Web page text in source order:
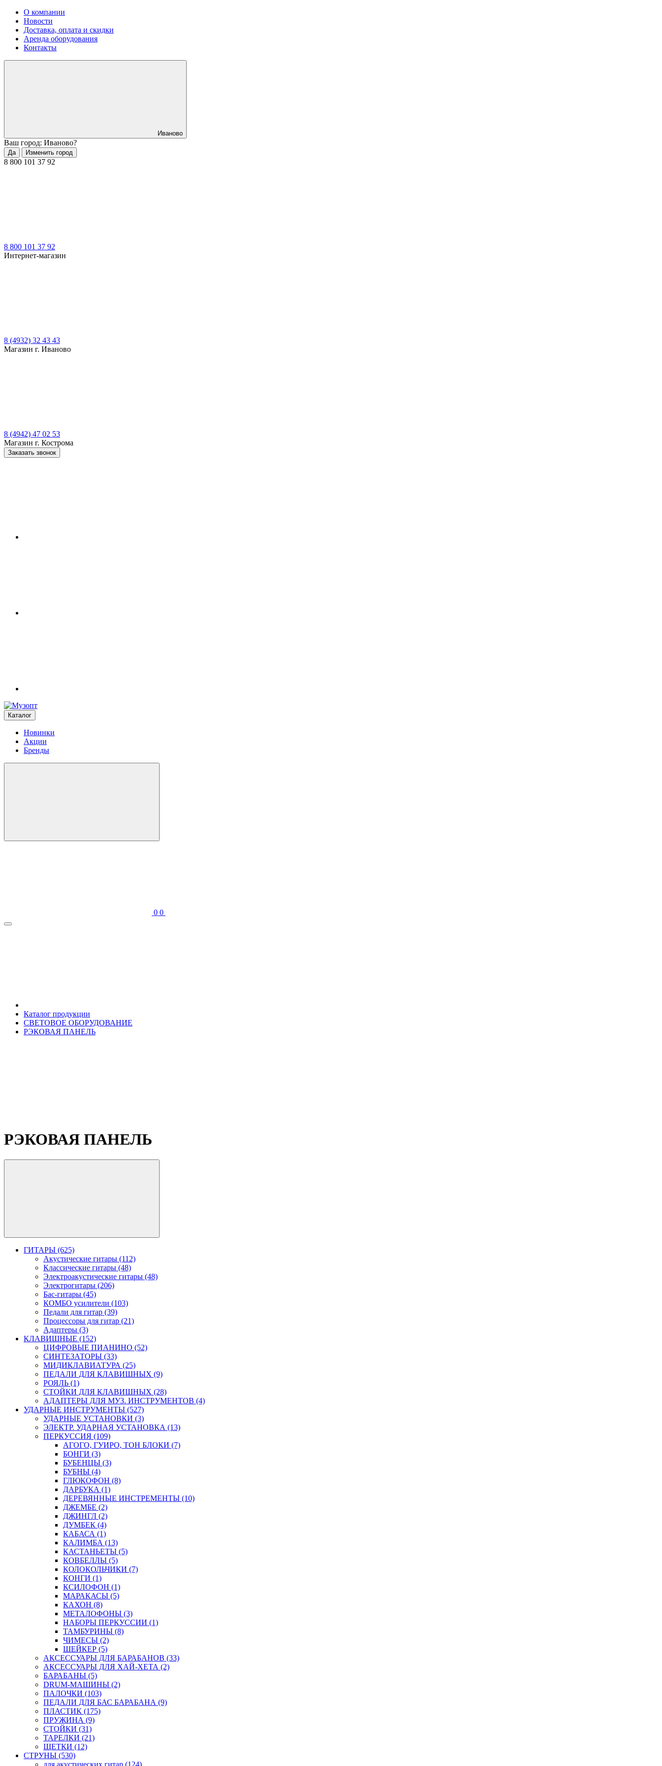
О компании
Новости
Доставка, оплата и скидки
Аренда оборудования
Контакты
Иваново
Ваш город: Иваново?
Да Изменить город
8 800 101 37 92
8 800 101 37 92
Интернет-магазин
8 (4932) 32 43 43
Магазин г. Иваново
8 (4942) 47 02 53
Магазин г. Кострома
Заказать звонок
Каталог
Новинки
Акции
Бренды
0 0
Каталог продукции
СВЕТОВОЕ ОБОРУДОВАНИЕ
РЭКОВАЯ ПАНЕЛЬ
РЭКОВАЯ ПАНЕЛЬ
ГИТАРЫ (625)
Акустические гитары (112)
Классические гитары (48)
Электроакустические гитары (48)
Электрогитары (206)
Бас-гитары (45)
КОМБО усилители (103)
Педали для гитар (39)
Процессоры для гитар (21)
Адаптеры (3)
КЛАВИШНЫЕ (152)
ЦИФРОВЫЕ ПИАНИНО (52)
СИНТЕЗАТОРЫ (33)
МИДИКЛАВИАТУРА (25)
ПЕДАЛИ ДЛЯ КЛАВИШНЫХ (9)
РОЯЛЬ (1)
СТОЙКИ ДЛЯ КЛАВИШНЫХ (28)
АДАПТЕРЫ ДЛЯ МУЗ. ИНСТРУМЕНТОВ (4)
УДАРНЫЕ ИНСТРУМЕНТЫ (527)
УДАРНЫЕ УСТАНОВКИ (3)
ЭЛЕКТР. УДАРНАЯ УСТАНОВКА (13)
ПЕРКУССИЯ (109)
АГОГО, ГУИРО, ТОН БЛОКИ (7)
БОНГИ (3)
БУБЕНЦЫ (3)
БУБНЫ (4)
ГЛЮКОФОН (8)
ДАРБУКА (1)
ДЕРЕВЯННЫЕ ИНСТРЕМЕНТЫ (10)
ДЖЕМБЕ (2)
ДЖИНГЛ (2)
ДУМБЕК (4)
КАБАСА (1)
КАЛИМБА (13)
КАСТАНЬЕТЫ (5)
КОВБЕЛЛЫ (5)
КОЛОКОЛЬЧИКИ (7)
КОНГИ (1)
КСИЛОФОН (1)
МАРАКАСЫ (5)
КАХОН (8)
МЕТАЛОФОНЫ (3)
НАБОРЫ ПЕРКУССИИ (1)
ТАМБУРИНЫ (8)
ЧИМЕСЫ (2)
ШЕЙКЕР (5)
АКСЕССУАРЫ ДЛЯ БАРАБАНОВ (33)
АКСЕССУАРЫ ДЛЯ ХАЙ-ХЕТА (2)
БАРАБАНЫ (5)
DRUM-МАШИНЫ (2)
ПАЛОЧКИ (103)
ПЕДАЛИ ДЛЯ БАС БАРАБАНА (9)
ПЛАСТИК (175)
ПРУЖИНА (9)
СТОЙКИ (31)
ТАРЕЛКИ (21)
ЩЕТКИ (12)
СТРУНЫ (530)
для акустических гитар (124)